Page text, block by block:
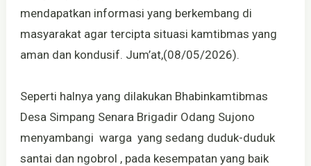
mendapatkan informasi yang berkembang di
masyarakat agar tercipta situasi kamtibmas yang
aman dan kondusif. Jum’at,(08/05/2026).
Seperti halnya yang dilakukan Bhabinkamtibmas
Desa Simpang Senara Brigadir Odang Sujono
menyambangi warga yang sedang duduk-duduk
santai dan ngobrol , pada kesempatan yang baik